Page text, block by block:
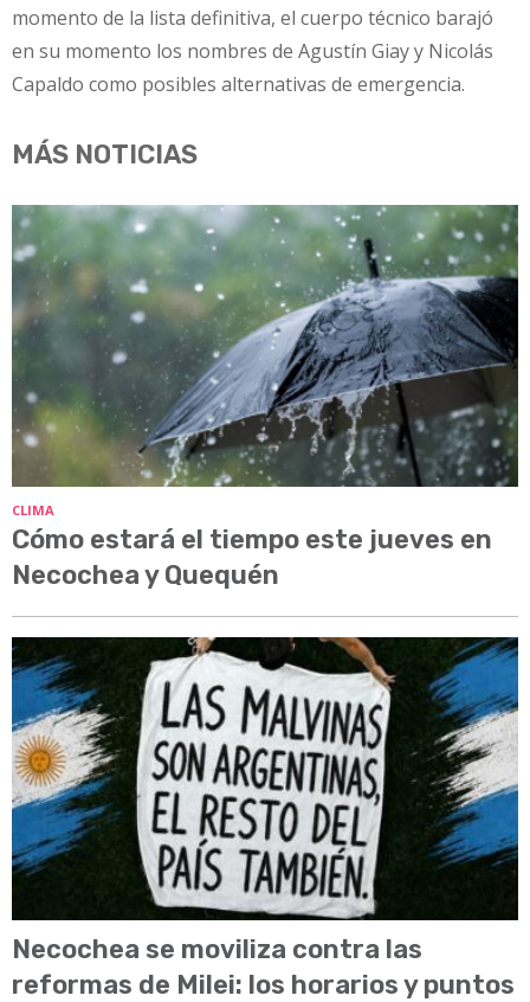
momento de la lista definitiva, el cuerpo técnico barajó
en su momento los nombres de Agustín Giay y Nicolás
Capaldo como posibles alternativas de emergencia.
MÁS NOTICIAS
CLIMA
Cómo estará el tiempo este jueves en
Necochea y Quequén
Necochea se moviliza contra las
reformas de Milei: los horarios y puntos